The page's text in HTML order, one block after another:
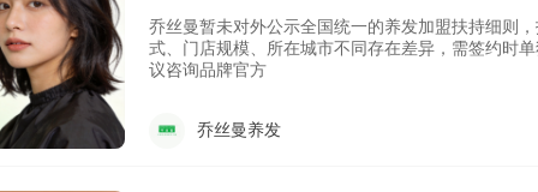
乔丝曼暂未对外公示全国统一的养发加盟扶持细则
式、门店规模、所在城市不同存在差异，需签约时
议咨询品牌官方
乔丝曼养发